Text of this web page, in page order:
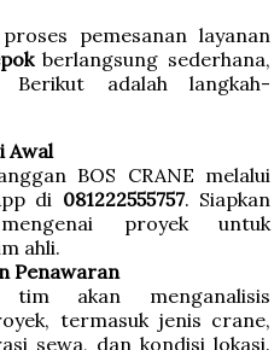
pemesanan layanan
berlangsung sederhana,
adalah langkah-
Awal
BOS CRANE melalui
di 081222555757. Siapkan
proyek untuk
ahli.
Penawaran
tim akan menganalisis
termasuk jenis crane,
sewa, dan kondisi lokasi.